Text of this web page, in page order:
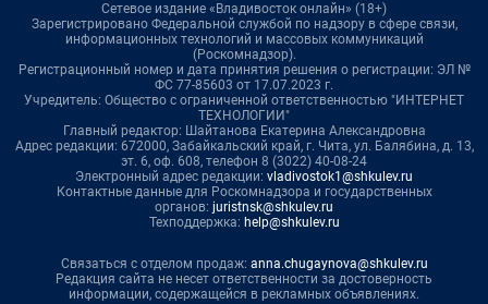
Сетевое издание «Владивосток онлайн» (18+)
Зарегистрировано Федеральной службой по надзору в сфере связи,
информационных технологий и массовых коммуникаций
(Роскомнадзор).
Регистрационный номер и дата принятия решения о регистрации: ЭЛ №
ФС 77-85603 от 17.07.2023 г.
Учредитель: Общество с ограниченной ответственностью "ИНТЕРНЕТ
ТЕХНОЛОГИИ"
Главный редактор: Шайтанова Екатерина Александровна
Адрес редакции: 672000, Забайкальский край, г. Чита, ул. Балябина, д. 13,
эт. 6, оф. 608, телефон 8 (3022) 40-08-24
Электронный адрес редакции: vladivostok1@shkulev.ru
Контактные данные для Роскомнадзора и государственных
органов: juristnsk@shkulev.ru
Техподдержка: help@shkulev.ru
Связаться с отделом продаж: anna.chugaynova@shkulev.ru
Редакция сайта не несет ответственности за достоверность
информации, содержащейся в рекламных объявлениях.